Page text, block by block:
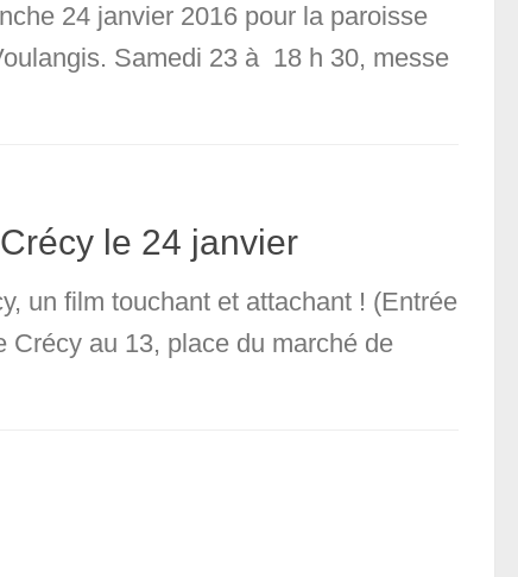
24 janvier 2016 pour la paroisse
Samedi 23 à 18 h 30, messe
le 24 janvier
un film touchant et attachant ! (Entrée
Crécy au 13, place du marché de